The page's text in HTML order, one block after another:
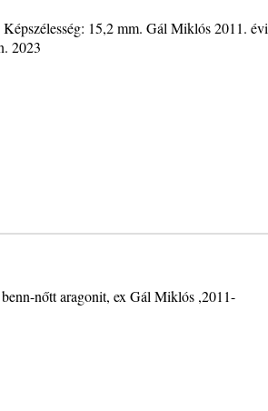
15,2 mm. Gál Miklós 2011. évi
2023
nőtt aragonit, ex Gál Miklós ,2011-